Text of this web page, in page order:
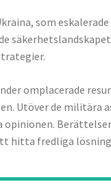
som
omplacerade
Utöver de militära
opinionen.
hitta fredliga